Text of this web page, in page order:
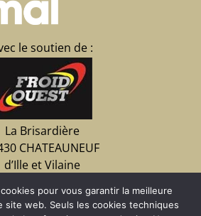
le soutien de :
La Brisardière
CHATEAUNEUF
d’Ille et Vilaine
pour vous garantir la meilleure
site web. Seuls les cookies techniques